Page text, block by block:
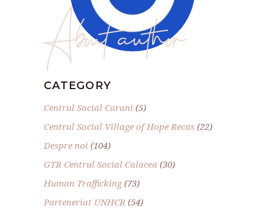
About author
CATEGORY
Centrul Social Carani (5)
Centrul Social Village of Hope Recas (22)
Despre noi (104)
GTR Centrul Social Calacea (30)
Human Trafficking(73)
Parteneriat UNHCR (54)